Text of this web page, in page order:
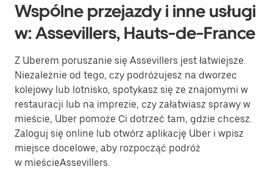
Wspólne przejazdy i inne usługi
w: Assevillers, Hauts-de-France
Z Uberem poruszanie się Assevillers jest łatwiejsze.
Niezależnie od tego, czy podróżujesz na dworzec
kolejowy lub lotnisko, spotykasz się ze znajomymi w
restauracji lub na imprezie, czy załatwiasz sprawy w
mieście, Uber pomoże Ci dotrzeć tam, gdzie chcesz.
Zaloguj się online lub otwórz aplikację Uber i wpisz
miejsce docelowe, aby rozpocząć podróż
w mieścieAssevillers.